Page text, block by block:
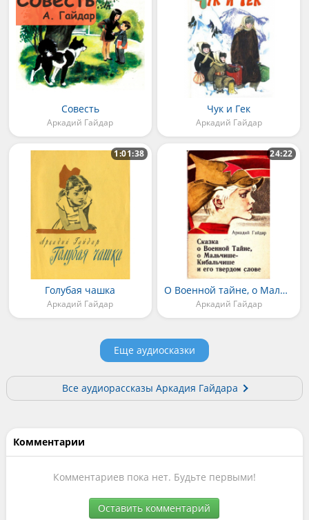
Совесть
Аркадий Гайдар
Чук и Гек
Аркадий Гайдар
Голубая чашка
Аркадий Гайдар
1:01:38
О Военной тайне, о Мальчише-Кибальчише и его твёрдом слове
Аркадий Гайдар
24:22
Еще аудиосказки
Все аудиорассказы Аркадия Гайдара
Комментарии
Комментариев пока нет. Будьте первыми!
Оставить комментарий